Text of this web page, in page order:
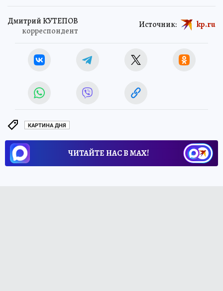
Дмитрий КУТЕПОВ
корреспондент
Источник: kp.ru
КАРТИНА ДНЯ
ЧИТАЙТЕ НАС В МАХ!